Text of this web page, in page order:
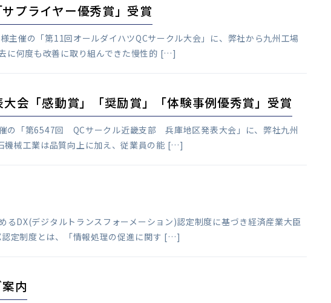
プライヤー優秀賞」受賞
催の「第11回オールダイハツQCサークル大会」に、弊社から九州工場
に何度も改善に取り組んできた慢性的 […]
会「感動賞」「奨励賞」「体験事例優秀賞」受賞
の「第6547回 QCサークル近畿支部 兵庫地区発表大会」に、弊社九州
機械工業は品質向上に加え、従業員の能 […]
DX(デジタルトランスフォーメーション)認定制度に基づき経済産業大臣
定制度とは、「情報処理の促進に関す […]
内